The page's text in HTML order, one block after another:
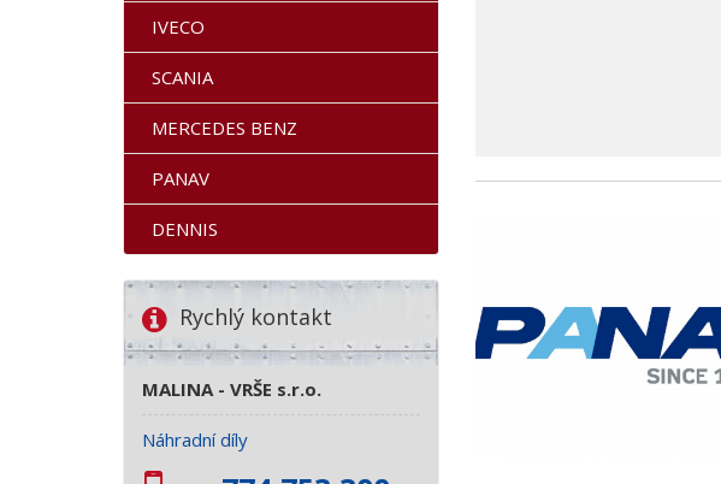
IVECO
SCANIA
MERCEDES BENZ
PANAV
DENNIS
Rychlý kontakt
MALINA - VRŠE s.r.o.
Náhradní díly